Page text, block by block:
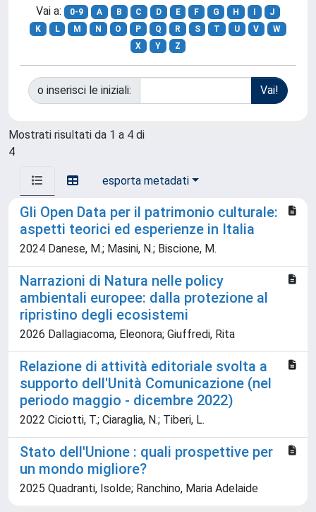
Vai a: 0-9 A B C D E F G H
J
K
L M N O P Q R S T U V
W
X
Y Z
o inserisci le iniziali:
Mostrati risultati da 1 a 4 di
4
esporta metadati
Gli Open Data per il patrimonio culturale:
aspetti teorici ed esperienze in Italia
2024 Danese, M.; Masini, N.; Biscione, M.
Narrazioni di Natura nelle policy
ambientali europee: dalla protezione al
ripristino degli ecosistemi
2026 Dallagiacoma, Eleonora; Giuffredi, Rita
Relazione di attività editoriale svolta a
supporto dell'Unità Comunicazione (nel
periodo maggio - dicembre 2022)
2022 Ciciotti, T.; Ciaraglia, N.; Tiberi, L.
Stato dell'Unione : quali prospettive per
un mondo migliore?
2025 Quadranti, Isolde; Ranchino, Maria Adelaide